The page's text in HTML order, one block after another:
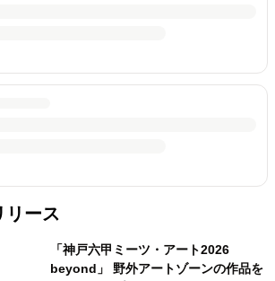
リース
「神戸六甲ミーツ・アート2026
beyond」 野外アートゾーンの作品を